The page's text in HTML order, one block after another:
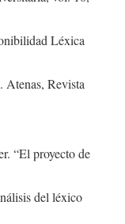
Léxica
Atenas, Revista
“El proyecto de
del léxico